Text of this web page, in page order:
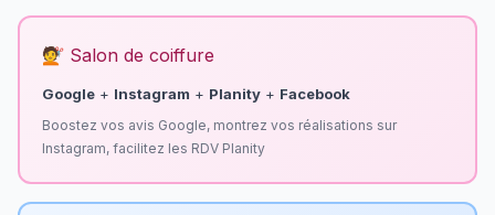
💇 Salon de coiffure
Google + Instagram + Planity + Facebook
Boostez vos avis Google, montrez vos réalisations sur
Instagram, facilitez les RDV Planity